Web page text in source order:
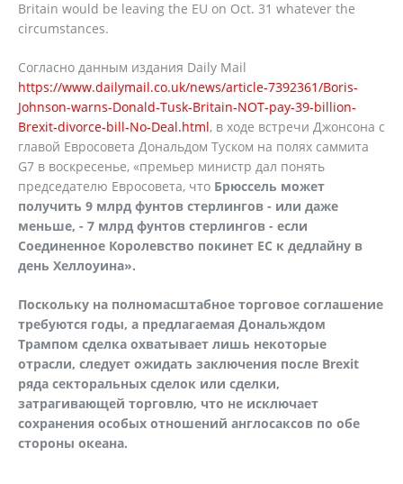
Britain would be leaving the EU on Oct. 31 whatever the
circumstances.
Согласно данным издания Daily Mail
https://www.dailymail.co.uk/news/article-7392361/Boris-
Johnson-warns-Donald-Tusk-Britain-NOT-pay-39-billion-
Brexit-divorce-bill-No-Deal.html, в ходе встречи Джонсона с
главой Евросовета Дональдом Туском на полях саммита
G7 в воскресенье, «премьер министр дал понять
председателю Евросовета, что Брюссель может
получить 9 млрд фунтов стерлингов - или даже
меньше, - 7 млрд фунтов стерлингов - если
Соединенное Королевство покинет ЕС к дедлайну в
день Хеллоуина».
Поскольку на полномасштабное торговое соглашение
требуются годы, а предлагаемая Дональждом
Трампом сделка охватывает лишь некоторые
отрасли, следует ожидать заключения после Brexit
ряда секторальных сделок или сделки,
затрагивающей торговлю, что не исключает
сохранения особых отношений англосаксов по обе
стороны океана.